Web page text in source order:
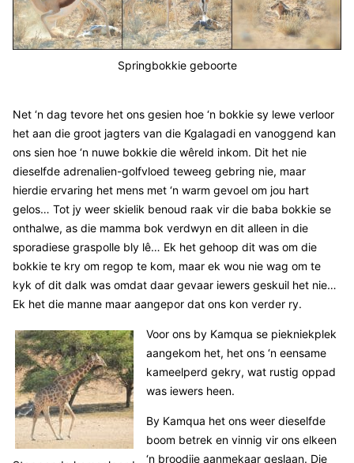
Springbokkie geboorte
Net ‘n dag tevore het ons gesien hoe ‘n bokkie sy lewe verloor
het aan die groot jagters van die Kgalagadi en vanoggend kan
ons sien hoe ‘n nuwe bokkie die wêreld inkom. Dit het nie
dieselfde adrenalien-golfvloed teweeg gebring nie, maar
hierdie ervaring het mens met ‘n warm gevoel om jou hart
gelos… Tot jy weer skielik benoud raak vir die baba bokkie se
onthalwe, as die mamma bok verdwyn en dit alleen in die
sporadiese graspolle bly lê… Ek het gehoop dit was om die
bokkie te kry om regop te kom, maar ek wou nie wag om te
kyk of dit dalk was omdat daar gevaar iewers geskuil het nie…
Ek het die manne maar aangepor dat ons kon verder ry.
Voor ons by Kamqua se piekniekplek
aangekom het, het ons ‘n eensame
kameelperd gekry, wat rustig oppad
was iewers heen.
By Kamqua het ons weer dieselfde
boom betrek en vinnig vir ons elkeen
‘n broodjie aanmekaar geslaan. Die